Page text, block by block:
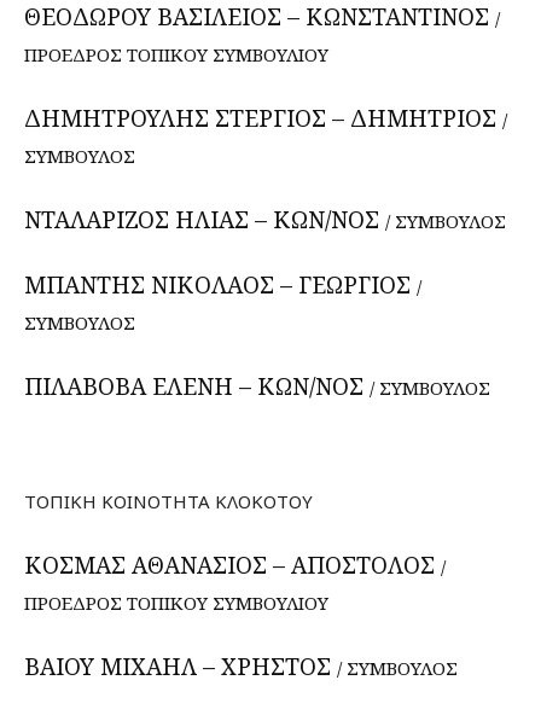
ΘΕΟΔΩΡΟΥ ΒΑΣΙΛΕΙΟΣ – ΚΩΝΣΤΑΝΤΙΝΟΣ /
ΠΡΟΕΔΡΟΣ ΤΟΠΙΚΟΥ ΣΥΜΒΟΥΛΙΟΥ
ΔΗΜΗΤΡΟΥΛΗΣ ΣΤΕΡΓΙΟΣ – ΔΗΜΗΤΡΙΟΣ /
ΣΥΜΒΟΥΛΟΣ
ΝΤΑΛΑΡΙΖΟΣ ΗΛΙΑΣ – ΚΩΝ/ΝΟΣ / ΣΥΜΒΟΥΛΟΣ
ΜΠΑΝΤΗΣ ΝΙΚΟΛΑΟΣ – ΓΕΩΡΓΙΟΣ /
ΣΥΜΒΟΥΛΟΣ
ΠΙΛΑΒΟΒΑ ΕΛΕΝΗ – ΚΩΝ/ΝΟΣ / ΣΥΜΒΟΥΛΟΣ
ΤΟΠΙΚΗ ΚΟΙΝΟΤΗΤΑ ΚΛΟΚΟΤΟΥ
ΚΟΣΜΑΣ ΑΘΑΝΑΣΙΟΣ – ΑΠΟΣΤΟΛΟΣ /
ΠΡΟΕΔΡΟΣ ΤΟΠΙΚΟΥ ΣΥΜΒΟΥΛΙΟΥ
ΒΑΙΟΥ ΜΙΧΑΗΛ – ΧΡΗΣΤΟΣ / ΣΥΜΒΟΥΛΟΣ